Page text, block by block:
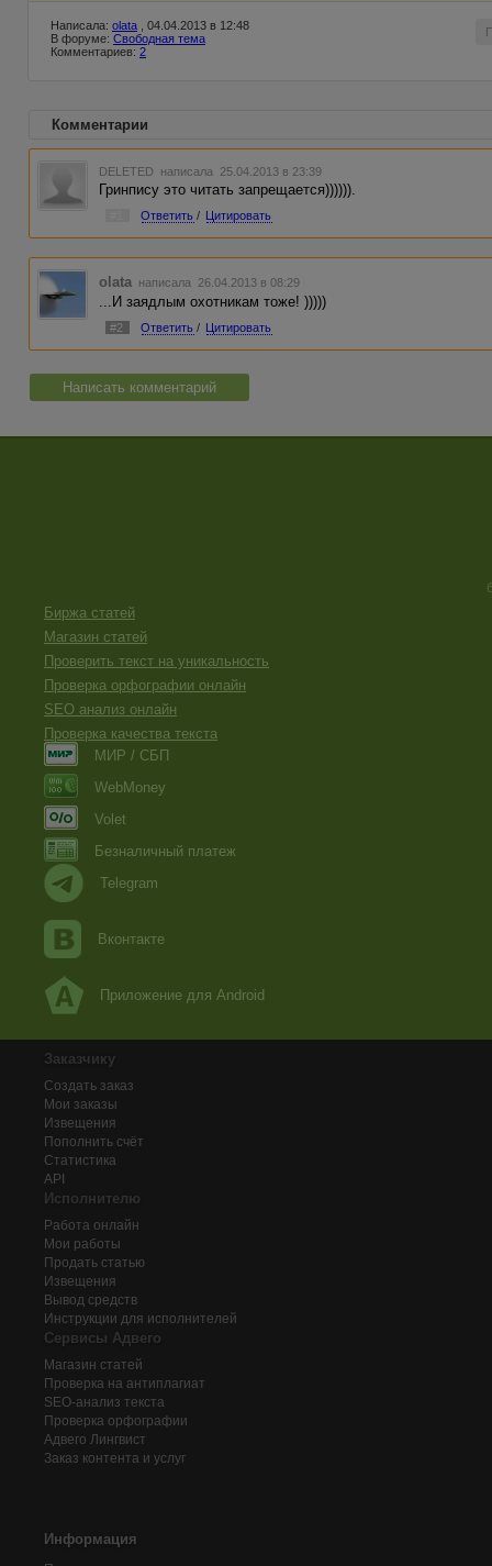
Написала: olata , 04.04.2013 в 12:48
В форуме: Свободная тема
Комментариев: 2
Комментарии
DELETED написала 25.04.2013 в 23:39
Гринпису это читать запрещается)))))).
Ответить / Цитировать
olata написала 26.04.2013 в 08:29
...И заядлым охотникам тоже! )))))
#2 Ответить / Цитировать
Написать комментарий
Биржа статей
Магазин статей
Проверить текст на уникальность
Проверка орфографии онлайн
SEO анализ онлайн
Проверка качества текста
МИР / СБП
WebMoney
Volet
Безналичный платеж
Telegram
Вконтакте
Приложение для Android
Заказчику
Создать заказ
Мои заказы
Извещения
Пополнить счёт
Статистика
API
Исполнителю
Работа онлайн
Мои работы
Продать статью
Извещения
Вывод средств
Инструкции для исполнителей
Сервисы Адвего
Магазин статей
Проверка на антиплагиат
SEO-анализ текста
Проверка орфографии
Адвего Лингвист
Заказ контента и услуг
Информация